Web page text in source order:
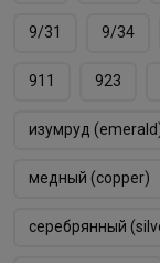
9/31 9/34
911 923
изумруд
медный (copper)
серебрянный